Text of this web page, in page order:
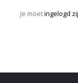
Je moetingelogd